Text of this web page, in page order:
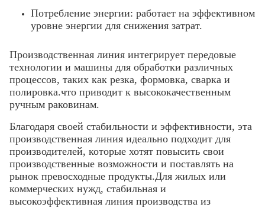
Потребление энергии: работает на эффективном
уровне энергии для снижения затрат.
Производственная линия интегрирует передовые
технологии и машины для обработки различных
процессов, таких как резка, формовка, сварка и
полировка.что приводит к высококачественным
ручным раковинам.
Благодаря своей стабильности и эффективности, эта
производственная линия идеально подходит для
производителей, которые хотят повысить свои
производственные возможности и поставлять на
рынок превосходные продукты.Для жилых или
коммерческих нужд, стабильная и
высокоэффективная линия производства из